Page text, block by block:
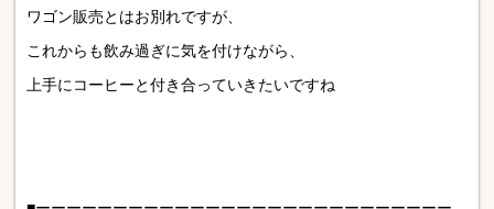
ワゴン販売とはお別れですが、
これからも飲み過ぎに気を付けながら、
上手にコーヒーと付き合っていきたいですね